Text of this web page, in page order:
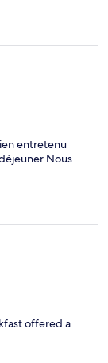
entretenu
Nous
offered a